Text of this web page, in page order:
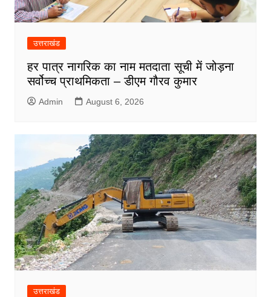
उत्तराखंड
हर पात्र नागरिक का नाम मतदाता सूची में जोड़ना
सर्वोच्च प्राथमिकता – डीएम गौरव कुमार
Admin August 6, 2026
उत्तराखंड